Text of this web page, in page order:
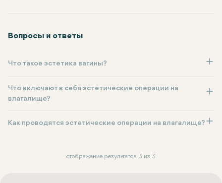
Вопросы и ответы
Что такое эстетика вагины?
Что включают в себя эстетические операции на
влагалище?
Как проводятся эстетические операции на влагалище?
отображение результатов 3 из 3